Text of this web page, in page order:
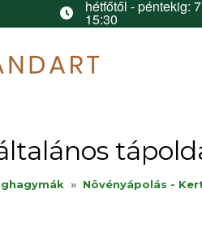
hétfőtől - péntekig:
15:30
» Növényápolás -